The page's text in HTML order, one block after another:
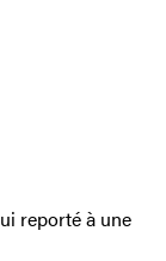
reporté à une